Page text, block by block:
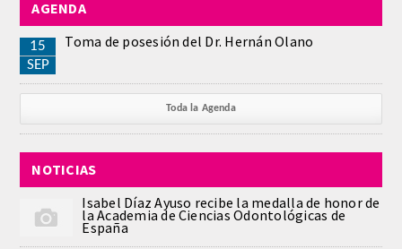
REGLAMENTO
ACADEMICOS
CIENCIAS BASICAS MEDICAS
AFINES A LA ODONTOLOGIA
HUMANIDADES Y CIENCIAS
AGENDA
15
SEP
Toma de posesión del Dr. Hernán Olano
Toda la Agenda
NOTICIAS
Isabel Díaz Ayuso recibe la medalla de honor de
la Academia de Ciencias Odontológicas de
España